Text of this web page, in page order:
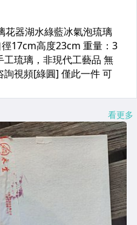
看更多